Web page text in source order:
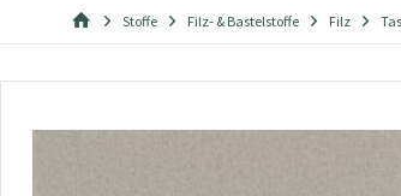
Stoffe Filz- & Bastelstoffe Filz